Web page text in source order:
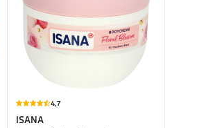
4,7
ISANA